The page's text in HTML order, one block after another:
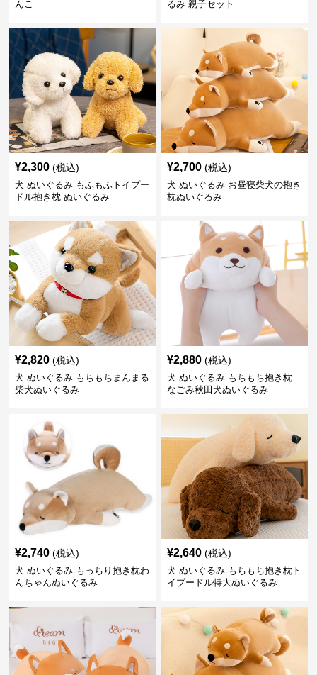
んこ るみ 親子セット
¥2,300 (税込)
犬 ぬいぐるみ もふもふトイプー
ドル抱き枕 ぬいぐるみ
¥2,700 (税込)
犬 ぬいぐるみ お昼寝柴犬の抱き
枕ぬいぐるみ
¥2,820 (税込)
犬 ぬいぐるみ もちもちまんまる
柴犬ぬいぐるみ
¥2,880 (税込)
犬 ぬいぐるみ もちもち抱き枕
なごみ秋田犬ぬいぐるみ
¥2,740 (税込)
犬 ぬいぐるみ もっちり抱き枕わ
んちゃんぬいぐるみ
¥2,640 (税込)
犬 ぬいぐるみ もちもち抱き枕ト
イプードル特大ぬいぐるみ